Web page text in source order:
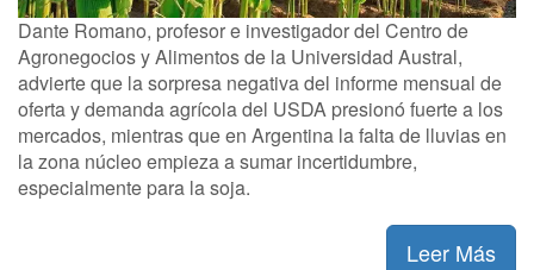
Dante Romano, profesor e investigador del Centro de
Agronegocios y Alimentos de la Universidad Austral,
advierte que la sorpresa negativa del informe mensual de
oferta y demanda agrícola del USDA presionó fuerte a los
mercados, mientras que en Argentina la falta de lluvias en
la zona núcleo empieza a sumar incertidumbre,
especialmente para la soja.
Leer Más